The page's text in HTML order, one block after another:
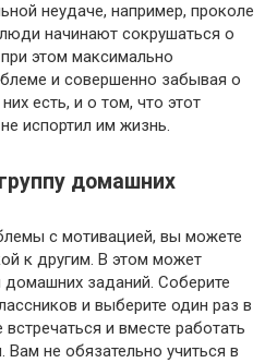
неудаче, например, проколе
начинают сокрушаться о
этом максимально
и совершенно забывая о
есть, и о том, что этот
испортил им жизнь.
домашних
с мотивацией, вы можете
к другим. В этом может
заданий. Соберите
и выберите один раз в
и вместе работать
не обязательно учиться в